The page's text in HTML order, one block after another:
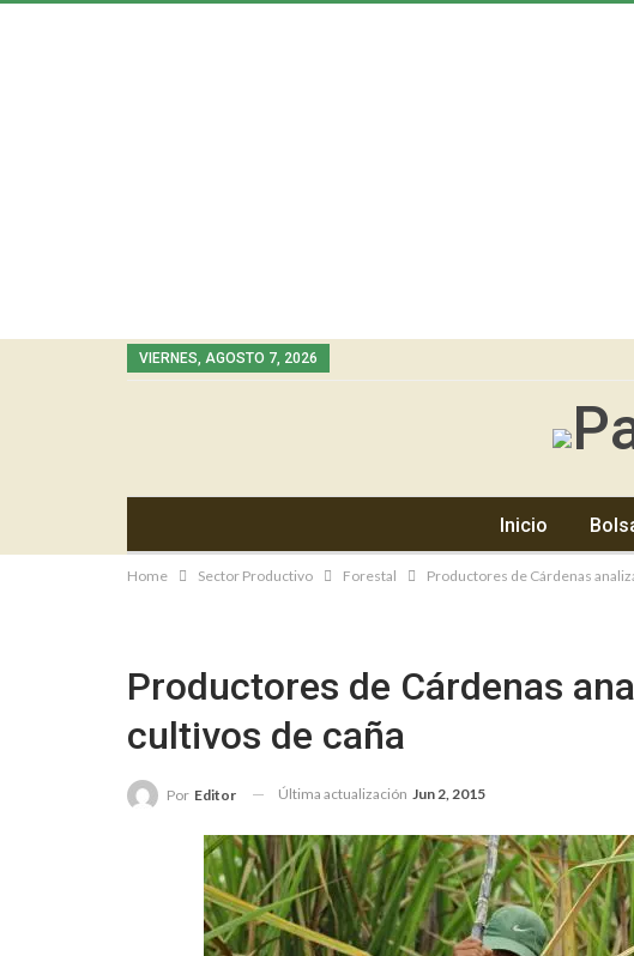
VIERNES, AGOSTO 7, 2026
Inicio
Home Sector Productivo Forestal Productores de Cárdenas
Productores de Cárdenas
cultivos de caña
Por Editor Última actualización Jun 2, 2015